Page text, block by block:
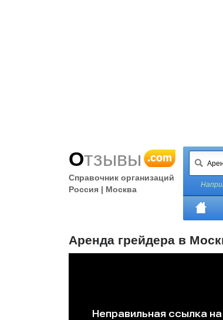
Отзывы .com
Справочник организаций
Россия | Москва
Аренда грейдера в